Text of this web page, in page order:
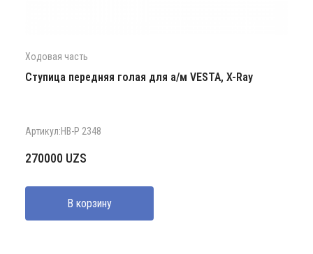
Ходовая часть
Ступица передняя голая для а/м VESTA, X-Ray
Артикул:HB-P 2348
270000 UZS
В корзину